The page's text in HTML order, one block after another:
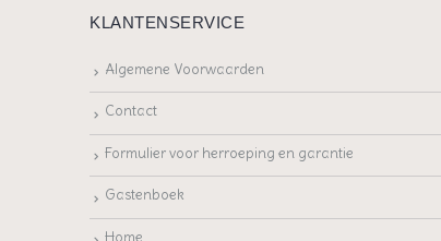
KLANTENSERVICE
Algemene Voorwaarden
Contact
Formulier voor herroeping en garantie
Gastenboek
Home